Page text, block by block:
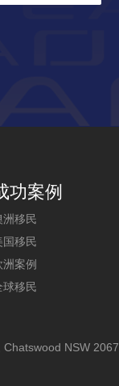
功案例
洲移民
国移民
洲案例
球移民
NSW 2067